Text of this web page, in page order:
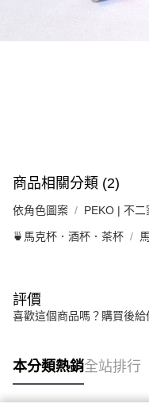
商品相關分類 (2)
依角色圖案 PEKO | 不
🍵馬克杯．酒杯．茶杯
評價
喜歡這個商品嗎？購買後給
本分類熱銷全站排行